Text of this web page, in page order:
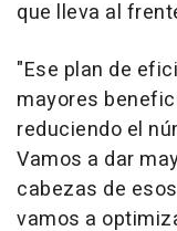
que lleva al
"Ese plan de
mayores
reduciendo el
Vamos a dar
cabezas de
vamos a